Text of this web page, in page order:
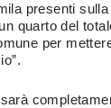
presenti
quarto del
per